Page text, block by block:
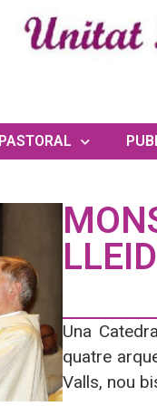
PASTORAL
Una
quatre
Valls, nou